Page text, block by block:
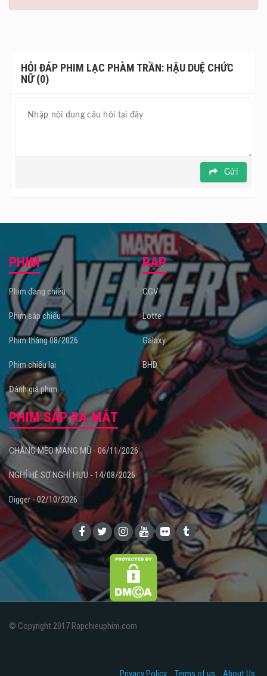
HỎI ĐÁP PHIM LẠC PHÀM TRẦN: HẬU DUỆ CHỨC
NỮ (0)
Gửi
PHIM
Phim đang chiếu
Phim sắp chiếu
Phim tháng 08/2026
Phim chiếu lại
Đánh giá phim
RẠP
CGV
Lotte
Galaxy
BHD
PHIM SẮP RA MẮT
CHÀNG MÈO MANG MŨ - 06/11/2026
NGHỈ HÈ SỢ NGHỈ HƯU - 14/08/2026
Digger - 02/10/2026
© Copyright 2017 Rapchieuphim.com
Privacy Policy Terms of us About Us